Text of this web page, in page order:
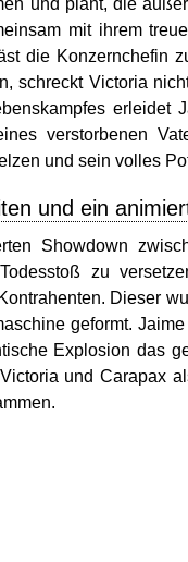
und plant, die
mit ihrem
die Konzernchefin
schreckt Victoria
erleidet
verstorbenen
und sein volles
und ein
Showdown
zu
Dieser
geformt.
Explosion das
und Carapax